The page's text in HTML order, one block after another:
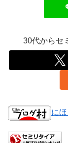
30代からセ
に